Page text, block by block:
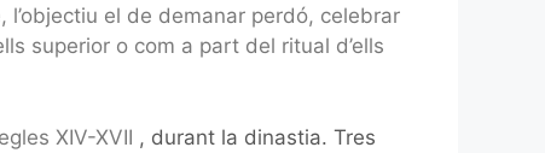
el de demanar perdó, celebrar
superior o com a part del ritual d’ells
XIV-XVII , durant la dinastia. Tres